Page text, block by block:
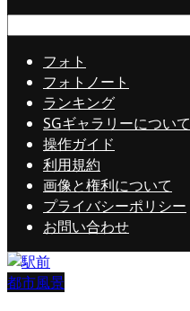
フォト
フォトノート
ランキング
SGギャラリーについて
操作ガイド
利用規約
画像と権利について
プライバシーポリシー
お問い合わせ
都市風景